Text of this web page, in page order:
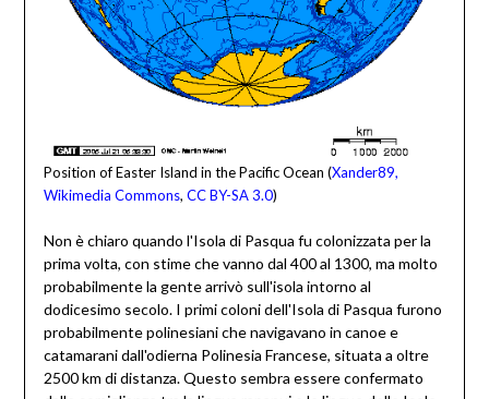
Position of Easter Island in the Pacific Ocean (Xander89,
Wikimedia Commons, CC BY-SA 3.0)
Non è chiaro quando l'Isola di Pasqua fu colonizzata per la
prima volta, con stime che vanno dal 400 al 1300, ma molto
probabilmente la gente arrivò sull'isola intorno al
dodicesimo secolo. I primi coloni dell'Isola di Pasqua furono
probabilmente polinesiani che navigavano in canoe e
catamarani dall'odierna Polinesia Francese, situata a oltre
2500 km di distanza. Questo sembra essere confermato